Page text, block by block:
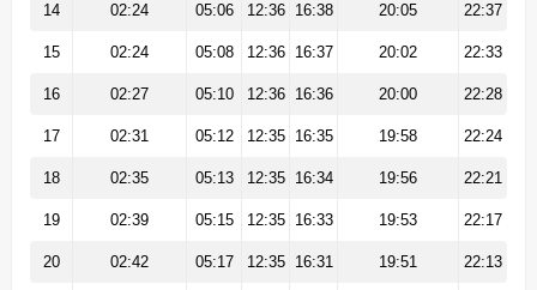
14 02:24 05:06 12:36 16:38 20:05 22:37
15 02:24 05:08 12:36 16:37 20:02 22:33
16 02:27 05:10 12:36 16:36 20:00 22:28
17 02:31 05:12 12:35 16:35 19:58 22:24
18 02:35 05:13 12:35 16:34 19:56 22:21
19 02:39 05:15 12:35 16:33 19:53 22:17
20 02:42 05:17 12:35 16:31 19:51 22:13